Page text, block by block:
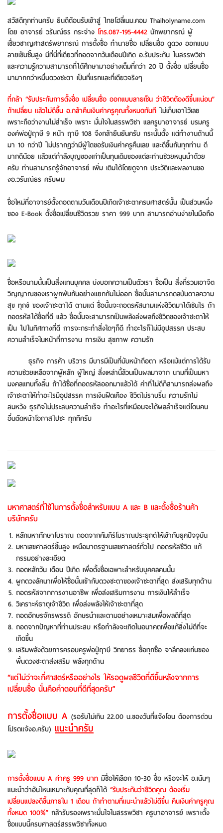
สวัสดีทุกท่านครับ ยินดีต้อนรับเข้าสู่ ไทยโฮลี่เนม.คอม Thaiholyname.com
โดย อาจารย์ วรันณ์ธร กระจ่าง โทร.087-195-4442 นักพยากรณ์ ผู้
เชี่ยวชาญศาสตร์พยากรณ์ การตั้งชื่อ ทำนายชื่อ เปลี่ยนชื่อ ดูดวง ออกแบบ
ลายเซ็นชั้นสูง มีที่นี่ที่เดียวที่ถอดจากวันเดือนปีเกิด อ.รับประกัน ในสรรพวิชา
และความรู้ความสามารถที่ได้ศึกษามาอย่างเต็มที่กว่า 20 ปี ตั้งชื่อ เปลี่ยนชื่อ
มามากกว่าหมื่นดวงชะตา เป็นที่แรกและที่เดียวจริงๆ
ที่กล้า “รับประกันการตั้งชื่อ เปลี่ยนชื่อ ออกแบบลายเซ็น ว่าชีวิตต้องดีขึ้นแน่อน”
ถ้าเปลี่ยน แล้วไม่ดีขึ้น อ.กล้าคืนเงินค่าครูคุณทั้งหมดทันที ไม่เก็บเอาไว้เลย
เพราะถือว่างานไม่สำเร็จ เพราะ มั่นใจในสรรพวิชา แลครูบาอาจารย์ บรมครู
องค์พ่อปู่ฤาษี 9 หน้า ฤาษี 108 จึงกล้ายืนยันครับ กระนั้นตั้ง แต่ทำงานด้านนี้
มา 10 กว่าปี ไม่ปรากฏว่ามีผู้ใดขอรับเงินค่าครูคืนเลย และดีขึ้นกันทุกท่าน ดี
มากดีน้อย แล้วแต่กำลังบุญของเก่าเป็นทุนเดิมของแต่ละท่านช่วยหนุนนำด้วย
ครับ ท่านสามารถรู้จักอาจารย์ เพิ่ม เติมได้โดยดูจาก ประวัติและผลงานขอ
งอ.วรันณ์ธร ครับผม
ชื่อใหม่ที่อาจารย์ตั้งถอดตามวันเดือนปีเกิดเจ้าชะตาครบศาสตร์นั้น เป็นส่วนหนึ่ง
ของ E-Book ตั้งชื่อเปลี่ยนชีวิตรวย ราคา 999 บาท สามารถอ่านง่ายในมือถือ
ชื่อหรือนามนั้นเป็นสิ่งแทนบุคคล บ่งบอกความเป็นตัวเรา ชื่อเป็น สิ่งที่รวมเอาจิต
วิญญาณของเราผูกพันกันอย่างแยกกันไม่ออก ชื่อนั้นสามารถดลบันดาลความ
สุข ทุกข์ ของเจ้าชะตาได้ ตามแต่ ชื่อนั้นจะถอดรหัสนามแห่งชีวิตมาได้เช่นไร ถ้า
ถอดรหัสได้ชื่อที่ดี แล้ว ชื่อนั้นจะสามารถเป็นพลังส่งผลถึงชีวิตของเจ้าชะตาให้
เป็น ไปในทิศทางที่ดี การจะกระทำสิ่งใดๆก็ดี ทำอะไรก็ไม่มีอุปสรรค ประสบ
ความสำเร็จในหน้าที่การงาน การเงิน สุขภาพ ความรัก
ธุรกิจ การค้า บริวาร มีบารมีเป็นที่นับหน้าถือตา หรือแม้แต่การได้รับ
ความช่วยเหลือจากผู้หลัก ผู้ใหญ่ สิ่งเหล่านี้ล้วนเป็นผลมาจาก นามที่เป็นมหา
มงคลแทบทั้งสิ้น ถ้าได้ชื่อที่ถอดรหัสออกมาแล้วได้ ค่าที่ไม่ดีก็สามารถส่งผลถึง
เจ้าชะตาให้ทำอะไรมีอุปสรรค การเงินฝืดเคือง ชีวิตไม่ราบรื่น ความรักไม่
สมหวัง ธุรกิจไม่ประสบความสำเร็จ ทำอะไรที่เหมือนจะได้ผลสำเร็จแต่โดนคน
อื่นตัดหน้าโอกาสไปซะ ทุกทีครับ
มหาศาสตร์ที่ใช้ในการตั้งชื่อสำหรับแบบ A และ B และตั้งชื่อร้านค้า
บริษัทครับ
หลักมหาทักษาโบราณ ถอดจากคัมภีร์โบราณประยุกต์ให้เข้ากับยุคปัจจุบัน
มหาเลขศาสตร์ชั้นสูง เหนือมาตรฐานเลขศาสตร์ทั่วไป ถอดรหัสชีวิต แก้
กรรมอย่างละเอียด
ถอดหลักวัน เดือน ปีเกิด เพื่อตั้งชื่อเฉพาะสำหรับบุคคลคนนั้น
ผูกดวงลัคนาเพื่อให้ชื่อนั้นเข้ากับดวงชะตาของเจ้าชะตาที่สุด ส่งเสริมทุกด้าน
ถอดรหัสจากการงานอาชีพ เพื่อส่งเสริมการงาน การเงินให้สำเร็จ
วิเคราะห์ธาตุเจ้าชีวิต เพื่อส่งพลังให้เจ้าชะตาที่สุด
ถอดอักษรจักรพรรดิ อักษรนำและตามอย่างเหมาะสมเพื่อผลดีที่สุด
ถอดจากปัญหาที่ท่านประสบ หรือกำลังจะเกิดในอนาคตเพื่อแก้สิ่งไม่ดีที่จะ
เกิดขึ้น
เสริมพลังด้วยการครอบครูพ่อปู่ฤาษี วิทยาธร ชื่อทุกชื่อ จาลึกลงแก่นของ
พื้นดวงชะตาส่งเสริม พลังทุกด้าน
“แต่ไม่ว่าจะกี่ศาสตร์หรืออย่างไร ให้รอดูผลชีวิตที่ดีขึ้นหลังจากการ
เปลี่ยนชื่อ นั่นคือคำตอบที่ดีที่สุดครับ”
การตั้งชื่อแบบ A (รอรับไม่เกิน 22.00 น.ของวันที่แจ้งโอน ต้องการด่วน
โปรดแจ้งอ.ครับ) แนะนำครับ
การตั้งชื่อแบบ A ค่าครู 999 บาท มีชื่อให้เลือก 10-30 ชื่อ หรือจะให้ อ.เน้นๆ
แนะนำว่าอันไหนเหมาะกับคุณที่สุดก็ได้ “รับประกันว่าชีวิตคุณ ต้องเริ่ม
เปลี่ยนแปลงดีขึ้นภายใน 1 เดือน ถ้าทำตามที่แนะนำแล้วไม่ดีขึ้น คืนเงินค่าครูคุณ
ทั้งหมด 100%” กล้ารับรองเพราะมั่นใจในสรรพวิชา ครูบาอาจารย์ เพราะตั้ง
ชื่อแบบนี้ครบศาสตร์สรรพวิชาทั้งหมด